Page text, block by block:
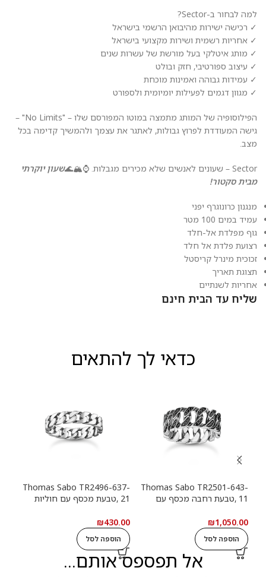
למה לבחור ב-Sector?
✓ רכישה ישירות מהיבואן הרשמי בישראל
✓ אחריות רשמית ושירות מקצועי בישראל
✓ מותג איטלקי בעל מורשת של עשרות שנים
✓ עיצוב ספורטיבי, חזק ובולט
✓ עמידות גבוהה ואמינות מוכחת
✓ מגוון דגמים לפעילות יומיומית ולספורט
הפילוסופיה של המותג מתמצה במוטו המפורסם שלו – "No Limits" –
גישה המעודדת לפרוץ גבולות, לאתגר את עצמך ולהמשיך קדימה בכל
מצב.
Sector – שעונים לאנשים שלא מכירים מגבלות. ⌚🏔️🌊
שעון יוקרתי
מבית סקטור!
מנגנון כרונוגרף יפני
עמיד במים 100 מטר
גוף מפלדת אל-חלד
רצועת פלדת אל חלד
זכוכית מינרל קריסטל
תצוגת תאריך
אחריות לשנתיים
שליח עד הבית חינם
כדאי לך להתאים
Thomas Sabo TR2501-643-
11 ,טבעת רחבה מכסף עם
₪1,050.00
הוספה לסל
Thomas Sabo TR2496-637-
21 ,טבעת מכסף עם חוליות
₪430.00
הוספה לסל
אל תפספס אותם...